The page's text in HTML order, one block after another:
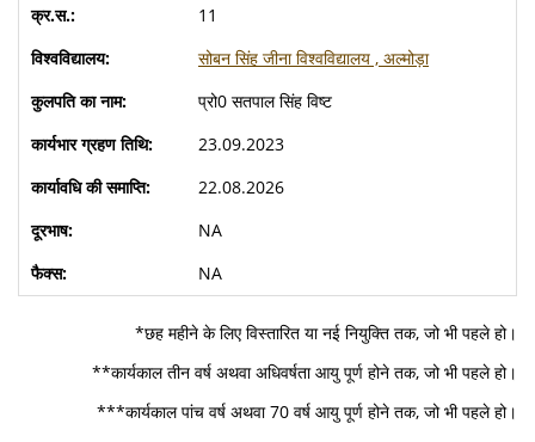
11
सोबन सिंह जीना विश्वविद्यालय , अल्मोड़ा
प्रो0 सतपाल सिंह विष्ट
23.09.2023
22.08.2026
NA
NA
*छह महीने के लिए विस्तारित या नई नियुक्ति तक, जो भी पहले हो।
**कार्यकाल तीन वर्ष अथवा अधिवर्षता आयु पूर्ण होने तक, जो भी पहले हो।
***कार्यकाल पांच वर्ष अथवा 70 वर्ष आयु पूर्ण होने तक, जो भी पहले हो।